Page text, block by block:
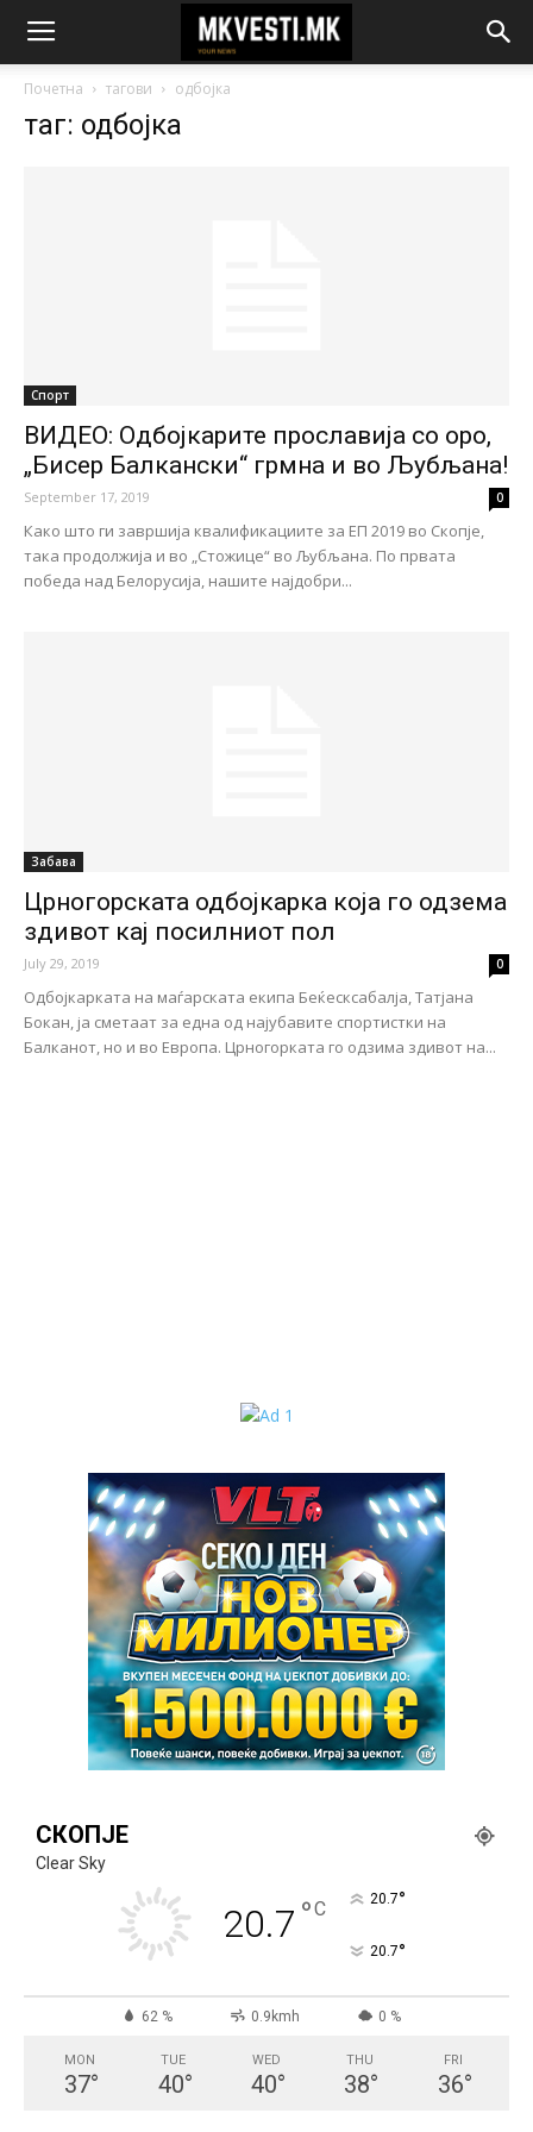
Почетна тагови одбојка
таг: одбојка
Спорт
ВИДЕО: Одбојкарите прославија со оро,
„Бисер Балкански“ грмна и во Љубљана!
September 17, 2019 0
Како што ги завршија квалификациите за ЕП 2019 во Скопје,
така продолжија и во „Стожице“ во Љубљана. По првата
победа над Белорусија, нашите најдобри...
Забава
Црногорската одбојкарка која го одзема
здивот кај посилниот пол
July 29, 2019 0
Одбојкарката на маѓарската екипа Беќесксабалја, Татјана
Бокан, ја сметаат за една од најубавите спортистки на
Балканот, но и во Европа. Црногорката го одзима здивот на...